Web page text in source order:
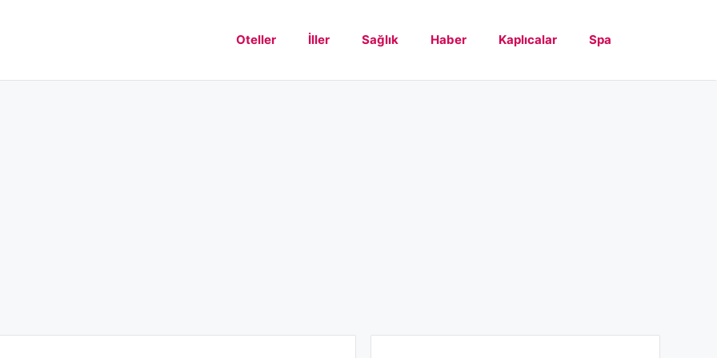
Oteller İller Sağlık Haber Kaplıcalar Spa